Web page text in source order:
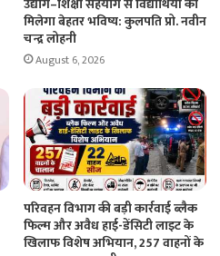
मिलेगा बेहतर भविष्य: कुलपति प्रो. नवीन
चन्द्र लोहनी
August 6, 2026
परिवहन विभाग की बड़ी कार्रवाई ब्लैक
फिल्म और अवैध हाई-डेंसिटी लाइट के
खिलाफ विशेष अभियान, 257 वाहनों के